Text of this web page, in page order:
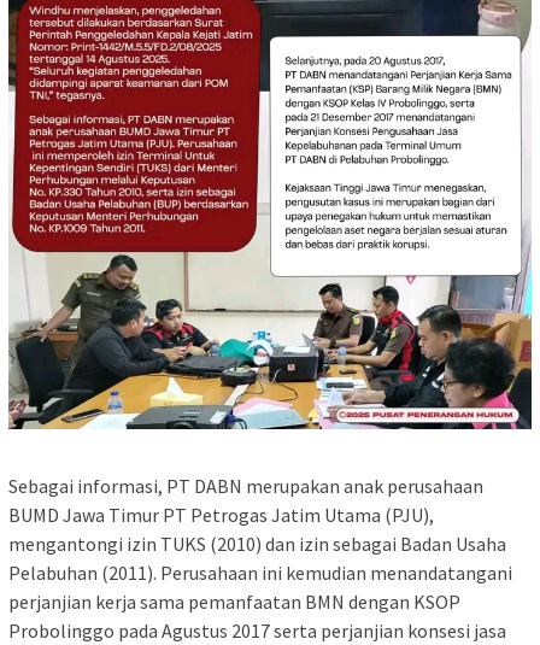
Sebagai informasi, PT DABN merupakan anak perusahaan
BUMD Jawa Timur PT Petrogas Jatim Utama (PJU),
mengantongi izin TUKS (2010) dan izin sebagai Badan Usaha
Pelabuhan (2011). Perusahaan ini kemudian menandatangani
perjanjian kerja sama pemanfaatan BMN dengan KSOP
Probolinggo pada Agustus 2017 serta perjanjian konsesi jasa